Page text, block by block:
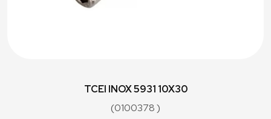
TCEI INOX 5931 10X30
(0100378 )